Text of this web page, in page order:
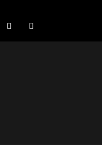
YouTubeInstagram